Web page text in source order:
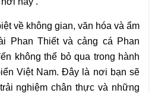
về không gian, văn hóa và ẩm
Phan Thiết và cảng cá Phan
không thể bỏ qua trong hành
Việt Nam. Đây là nơi bạn sẽ
nghiệm chân thực và những